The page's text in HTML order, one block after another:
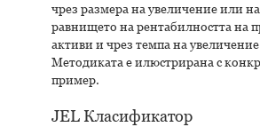
чрез размера на увеличение или
равнището на рентабилността на
активи и чрез темпа на
Методиката е илюстрирана с
пример.
JEL Класификатор